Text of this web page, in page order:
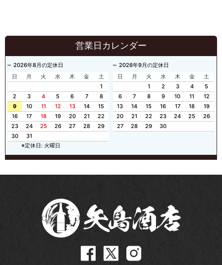
営業日カレンダー
2026年8月の定休日
日
月 火 水 木 金
土
1
2
3 4 5 6 7
8
9
10 11 12 13 14
15
16
17 18 19 20 21
22
23
24 25 26 27 28
29
30
31
2026年9月の定休日
日
月 火 水 木 金
土
1
2 3 4
5
6
7 8 9 10 11
12
13
14 15 16 17 18
19
20
21 22 23 24 25
26
27
28 29 30
※定休日: 火曜日